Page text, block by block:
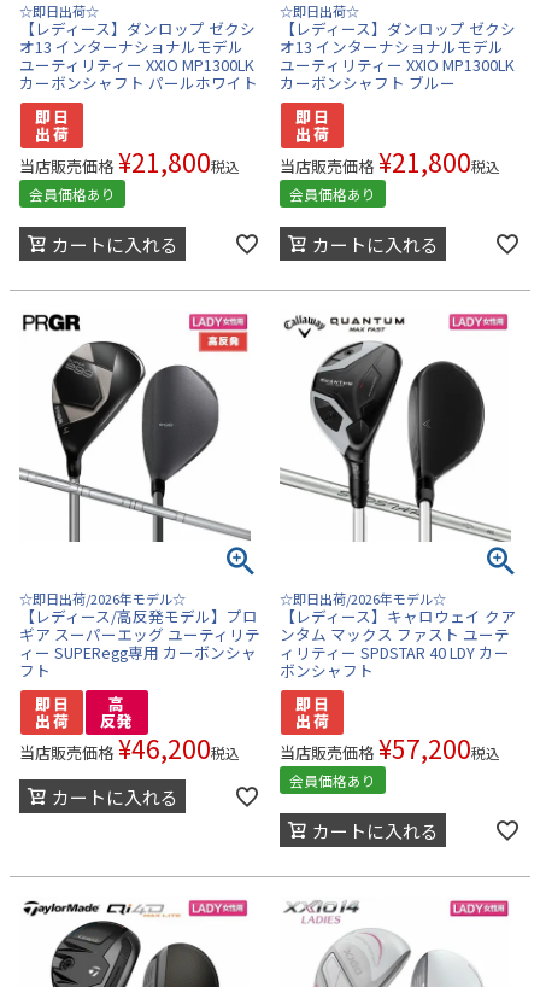
☆即日出荷☆
【レディース】ダンロップ ゼクシ
オ13 インターナショナルモデル
ユーティリティー XXIO MP1300LK
カーボンシャフト パールホワイト
当店販売価格 ¥21,800税込
会員価格あり
カートに入れる
☆即日出荷☆
【レディース】ダンロップ ゼクシ
オ13 インターナショナルモデル
ユーティリティー XXIO MP1300LK
カーボンシャフト ブルー
当店販売価格 ¥21,800税込
会員価格あり
カートに入れる
☆即日出荷/2026年モデル☆
【レディース/高反発モデル】プロ
ギア スーパーエッグ ユーティリテ
ィー SUPERegg専用 カーボンシャ
フト
当店販売価格 ¥46,200税込
カートに入れる
☆即日出荷/2026年モデル☆
【レディース】キャロウェイ クア
ンタム マックス ファスト ユーテ
ィリティー SPDSTAR 40 LDY カー
ボンシャフト
当店販売価格 ¥57,200税込
会員価格あり
カートに入れる